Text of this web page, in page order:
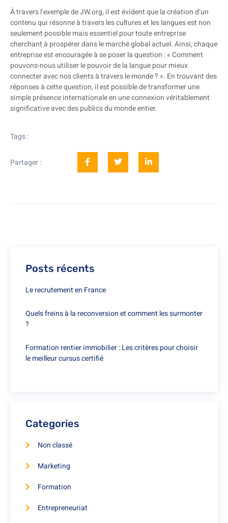
À travers l’exemple de JW.org, il est évident que la création d’un
contenu qui résonne à travers les cultures et les langues est non
seulement possible mais essentiel pour toute entreprise
cherchant à prospérer dans le marché global actuel. Ainsi, chaque
entreprise est encouragée à se poser la question : « Comment
pouvons-nous utiliser le pouvoir de la langue pour mieux
connecter avec nos clients à travers le monde ? ». En trouvant des
réponses à cette question, il est possible de transformer une
simple présence internationale en une connexion véritablement
significative avec des publics du monde entier.
Tags :
Partager :
Posts récents
Le recrutement en France
Quels freins à la reconversion et comment les surmonter
?
Formation rentier immobilier : Les critères pour choisir
le meilleur cursus certifié
Categories
Non classé
Marketing
Formation
Entrepreneuriat